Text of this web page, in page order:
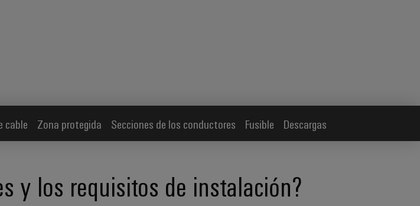
cable Zona protegida Secciones de los conductores Fusible Descargas
y los requisitos de instalación?